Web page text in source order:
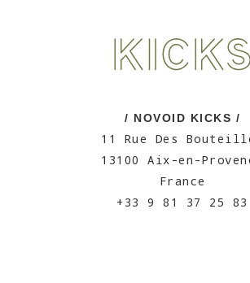
/ NOVOID KICKS /
11 Rue Des
13100 Aix-en-
France
+33 9 81 37 25 83